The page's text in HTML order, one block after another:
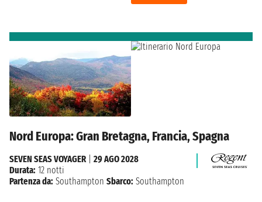
Nord Europa: Gran Bretagna, Francia, Spagna
SEVEN SEAS VOYAGER| 29 AGO 2028
Durata: 12 notti
Partenza da: Southampton Sbarco: Southampton